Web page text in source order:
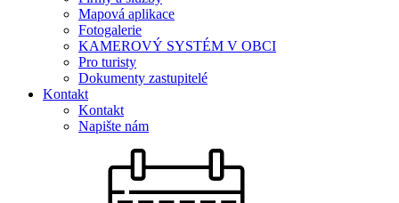
Mapová aplikace
Fotogalerie
KAMEROVÝ SYSTÉM V OBCI
Pro turisty
Dokumenty zastupitelé
Kontakt
Kontakt
Napište nám